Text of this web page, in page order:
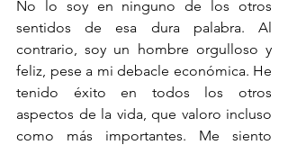
No lo soy en ninguno de los otros
sentidos de esa dura palabra. Al
contrario, soy un hombre orgulloso y
feliz, pese a mi debacle económica. He
tenido éxito en todos los otros
aspectos de la vida, que valoro incluso
como más importantes. Me siento